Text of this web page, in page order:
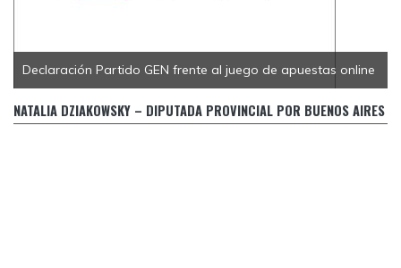
Declaración Partido GEN frente al juego de apuestas online
NATALIA DZIAKOWSKY – DIPUTADA PROVINCIAL POR BUENOS AIRES
El Gobierno bonaerense pretende desligarse del contralor
de una medida propia a sabiendas de su fracaso